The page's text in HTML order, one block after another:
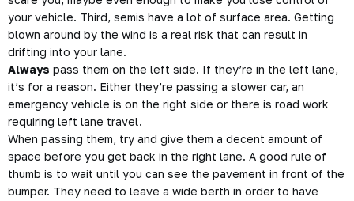
your vehicle. Third, semis have a lot of surface area. Getting
blown around by the wind is a real risk that can result in
drifting into your lane.
Always pass them on the left side. If they’re in the left lane,
it’s for a reason. Either they’re passing a slower car, an
emergency vehicle is on the right side or there is road work
requiring left lane travel.
When passing them, try and give them a decent amount of
space before you get back in the right lane. A good rule of
thumb is to wait until you can see the pavement in front of the
bumper. They need to leave a wide berth in order to have